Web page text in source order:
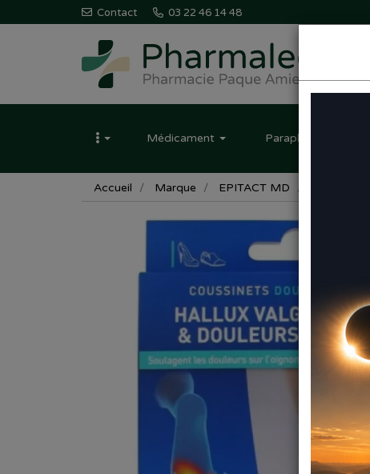
Contact 03 22 46 14 48
Pharmaleo
Pharmacie
Paque
Amiens
Médicament Parapharmacie
Accueil Marque EPITACT MD Epitact -